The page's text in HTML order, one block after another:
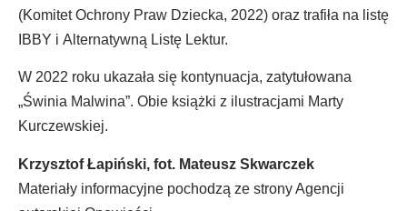
(Komitet Ochrony Praw Dziecka, 2022) oraz trafiła na listę
IBBY i Alternatywną Listę Lektur.
W 2022 roku ukazała się kontynuacja, zatytułowana
„Świnia Malwina”. Obie książki z ilustracjami Marty
Kurczewskiej.
Krzysztof Łapiński, fot. Mateusz Skwarczek
Materiały informacyjne pochodzą ze strony Agencji